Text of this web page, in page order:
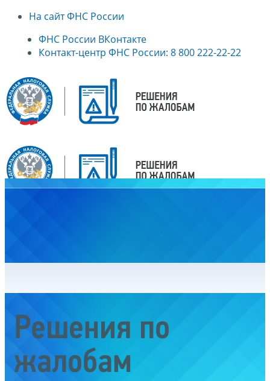
На сайт ФНС России
ФНС России ВКонтакте
Контакт-центр ФНС России: 8 800 222-22-22
Решения по
жалобам